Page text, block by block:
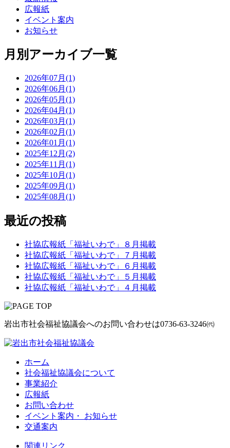
広報紙
イベント案内
お知らせ
月別アーカイブ一覧
2026年07月(1)
2026年06月(1)
2026年05月(1)
2026年04月(1)
2026年03月(1)
2026年02月(1)
2026年01月(1)
2025年12月(2)
2025年11月(1)
2025年10月(1)
2025年09月(1)
2025年08月(1)
最近の投稿
社協広報紙「福祉いわで」８月掲載
社協広報紙「福祉いわで」７月掲載
社協広報紙「福祉いわで」６月掲載
社協広報紙「福祉いわで」５月掲載
社協広報紙「福祉いわで」４月掲載
岩出市社会福祉協議会へのお問い合わせは0736-63-3246㈹
ホーム
社会福祉協議会について
事業紹介
広報紙
お問い合わせ
イベント案内・ お知らせ
交通案内
関連リンク